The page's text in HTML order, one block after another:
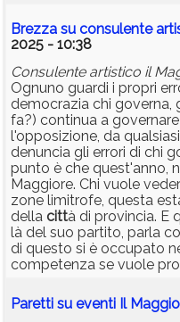
Brezza su consulente
2025 - 10:38
Consulente artistico il
Ognuno guardi i propri
democrazia chi governa,
fa?) continua a
l'opposizione, da
denuncia gli errori di chi
punto è che quest'anno,
Maggiore. Chi vuole
zone limitrofe, questa
della città di provincia. E
là del suo partito, parla
di questo si è occupato
competenza se vuole
Paretti su eventi Il